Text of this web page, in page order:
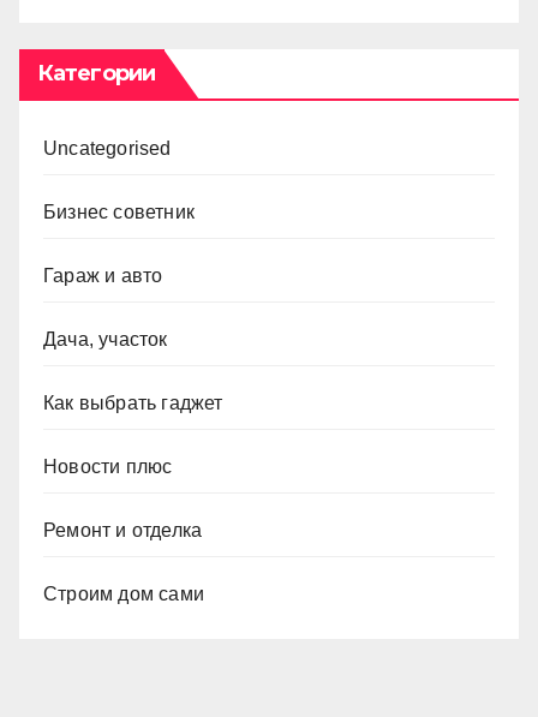
Категории
Uncategorised
Бизнес советник
Гараж и авто
Дача, участок
Как выбрать гаджет
Новости плюс
Ремонт и отделка
Строим дом сами